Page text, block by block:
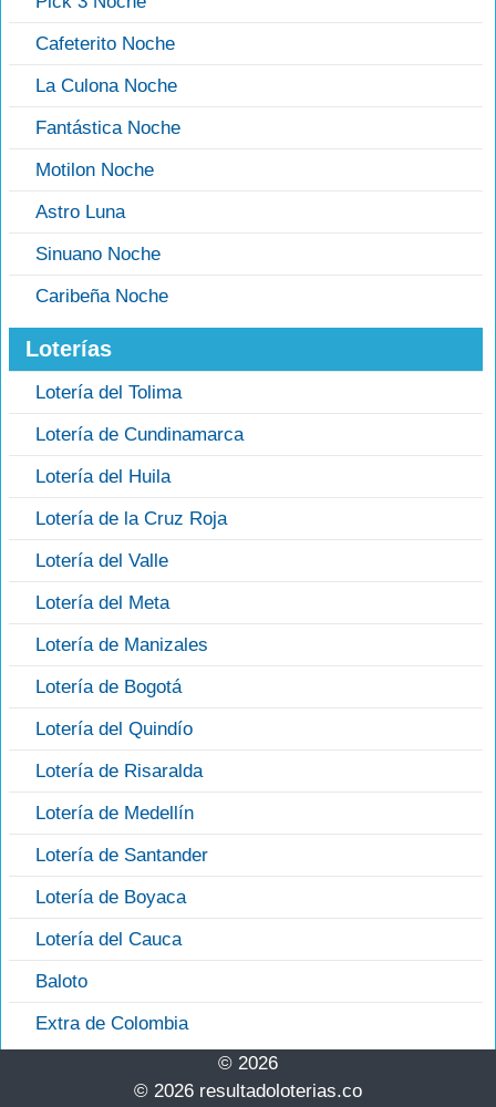
Cafeterito Noche
La Culona Noche
Fantástica Noche
Motilon Noche
Astro Luna
Sinuano Noche
Caribeña Noche
Loterías
Lotería del Tolima
Lotería de Cundinamarca
Lotería del Huila
Lotería de la Cruz Roja
Lotería del Valle
Lotería del Meta
Lotería de Manizales
Lotería de Bogotá
Lotería del Quindío
Lotería de Risaralda
Lotería de Medellín
Lotería de Santander
Lotería de Boyaca
Lotería del Cauca
Baloto
Extra de Colombia
© 2026
© 2026 resultadoloterias.co